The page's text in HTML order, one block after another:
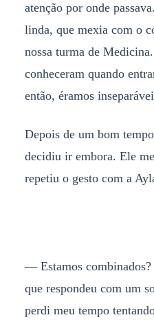
atenção por onde
linda, que mexia com o
nossa turma de
conheceram quando
então, éramos
Depois de um bom
decidiu ir embora. Ele
repetiu o gesto com a
— Estamos
que respondeu com um
perdi meu tempo